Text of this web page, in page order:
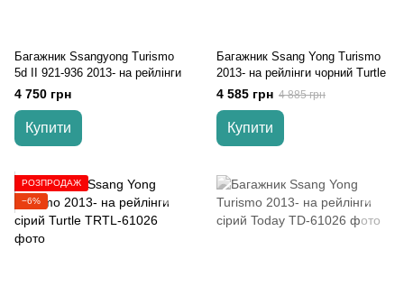
Багажник Ssangyong Turismo
5d II 921-936 2013- на рейлінги
4 750 грн
Купити
Багажник Ssang Yong Turismo
2013- на рейлінги чорний Turtle
4 585 грн 4 885 грн
Купити
РОЗПРОДАЖ
−6%